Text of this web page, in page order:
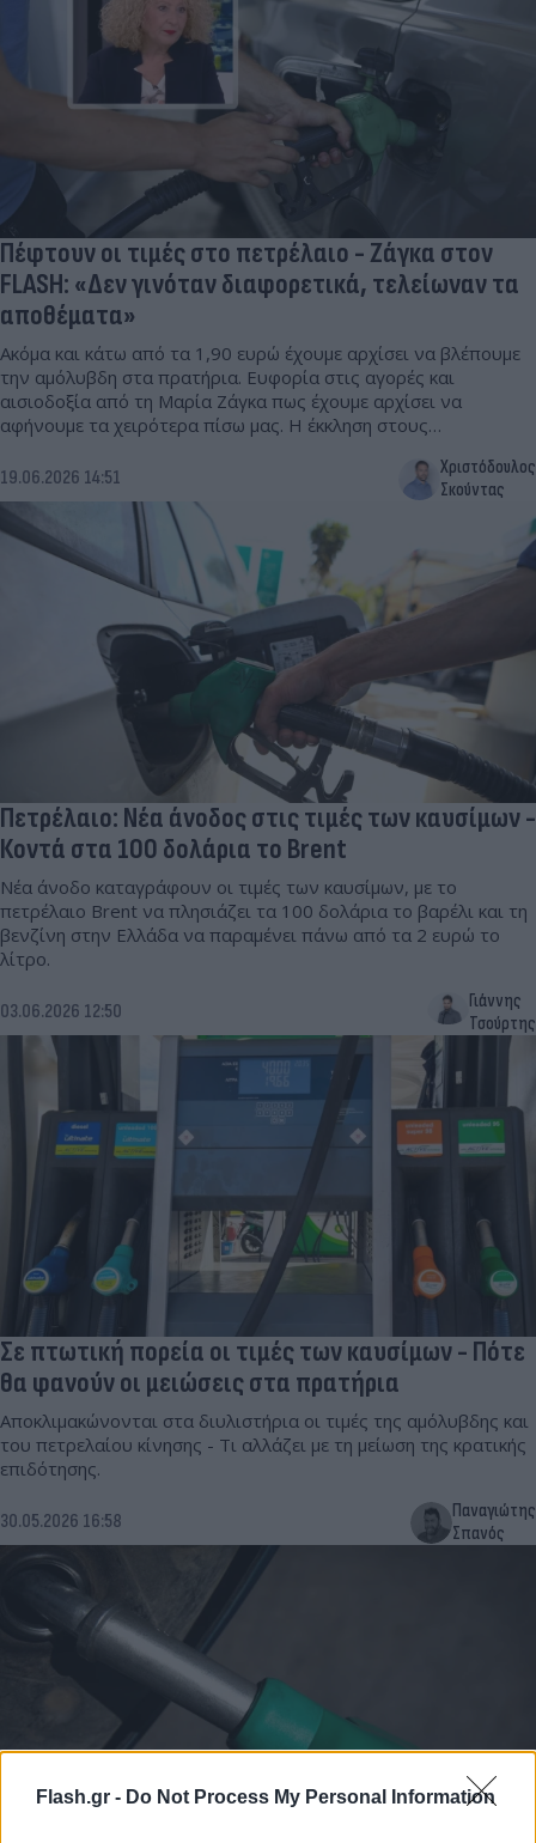
Flash.gr - Do Not Process My Personal Information
Πέφτουν οι τιμές στο πετρέλαιο - Ζάγκα στον
FLASH: «Δεν γινόταν διαφορετικά, τελείωναν τα
αποθέματα»
Ακόμα και κάτω από τα 1,90 ευρώ έχουμε αρχίσει να βλέπουμε
την αμόλυβδη στα πρατήρια. Ευφορία στις αγορές και
αισιοδοξία από τη Μαρία Ζάγκα πως έχουμε αρχίσει να
αφήνουμε τα χειρότερα πίσω μας. Η έκκληση στους
19.06.2026 14:51
Χριστόδουλος
Σκούντας
Πετρέλαιο: Νέα άνοδος στις τιμές των καυσίμων -
Κοντά στα 100 δολάρια το Brent
Νέα άνοδο καταγράφουν οι τιμές των καυσίμων, με το
πετρέλαιο Brent να πλησιάζει τα 100 δολάρια το βαρέλι και τη
βενζίνη στην Ελλάδα να παραμένει πάνω από τα 2 ευρώ το
λίτρο.
03.06.2026 12:50
Γιάννης
Τσούρτης
Σε πτωτική πορεία οι τιμές των καυσίμων - Πότε
θα φανούν οι μειώσεις στα πρατήρια
Αποκλιμακώνονται στα διυλιστήρια οι τιμές της αμόλυβδης και
του πετρελαίου κίνησης - Τι αλλάζει με τη μείωση της κρατικής
επιδότησης.
30.05.2026 16:58
Παναγιώτης
Σπανός